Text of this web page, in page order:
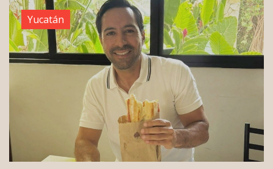
Yucatán